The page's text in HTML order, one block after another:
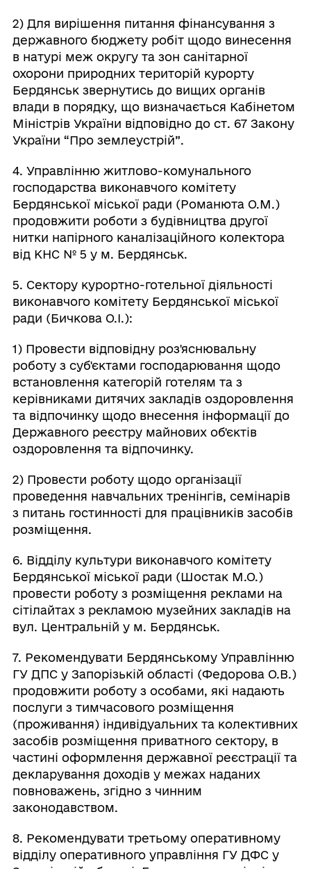
2) Для вирішення питання фінансування з
державного бюджету робіт щодо винесення
в натурі меж округу та зон санітарної
охорони природних територій курорту
Бердянськ звернутись до вищих органів
влади в порядку, що визначається Кабінетом
Міністрів України відповідно до ст. 67 Закону
України “Про землеустрій”.
4. Управлінню житлово-комунального
господарства виконавчого комітету
Бердянської міської ради (Романюта О.М.)
продовжити роботи з будівництва другої
нитки напірного каналізаційного колектора
від КНС № 5 у м. Бердянськ.
5. Сектору курортно-готельної діяльності
виконавчого комітету Бердянської міської
ради (Бичкова О.І.):
1) Провести відповідну роз'яснювальну
роботу з суб'єктами господарювання щодо
встановлення категорій готелям та з
керівниками дитячих закладів оздоровлення
та відпочинку щодо внесення інформації до
Державного реєстру майнових об'єктів
оздоровлення та відпочинку.
2) Провести роботу щодо організації
проведення навчальних тренінгів, семінарів
з питань гостинності для працівників засобів
розміщення.
6. Відділу культури виконавчого комітету
Бердянської міської ради (Шостак М.О.)
провести роботу з розміщення реклами на
сітілайтах з рекламою музейних закладів на
вул. Центральній у м. Бердянськ.
7. Рекомендувати Бердянському Управлінню
ГУ ДПС у Запорізькій області (Федорова О.В.)
продовжити роботу з особами, які надають
послуги з тимчасового розміщення
(проживання) індивідуальних та колективних
засобів розміщення приватного сектору, в
частині оформлення державної реєстрації та
декларування доходів у межах наданих
повноважень, згідно з чинним
законодавством.
8. Рекомендувати третьому оперативному
відділу оперативного управління ГУ ДФС у